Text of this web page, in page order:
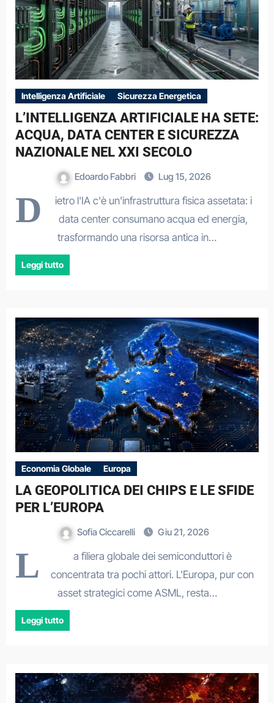
Intelligenza Artificiale Sicurezza Energetica
L’INTELLIGENZA ARTIFICIALE HA SETE:
ACQUA, DATA CENTER E SICUREZZA
NAZIONALE NEL XXI SECOLO
Edoardo Fabbri Lug 15, 2026
D
ietro l'IA c'è un'infrastruttura fisica assetata: i
data center consumano acqua ed energia,
trasformando una risorsa antica in…
Leggi tutto
Economia Globale Europa
LA GEOPOLITICA DEI CHIPS E LE SFIDE
PER L’EUROPA
Sofia Ciccarelli Giu 21, 2026
L
a filiera globale dei semiconduttori è
concentrata tra pochi attori. L'Europa, pur con
asset strategici come ASML, resta…
Leggi tutto